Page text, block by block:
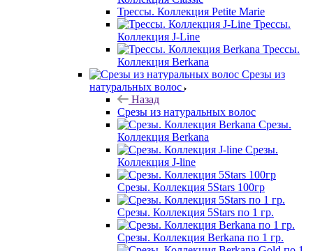
Трессы. Коллекция Petite Marie
Трессы.
Коллекция J-Line
Трессы.
Коллекция Berkana
Срезы из
натуральных волос
Назад
Срезы из натуральных волос
Срезы.
Коллекция Berkana
Срезы.
Коллекция J-line
Срезы. Коллекция 5Stars 100гр
Срезы. Коллекция 5Stars по 1 гр.
Срезы. Коллекция Berkana по 1 гр.